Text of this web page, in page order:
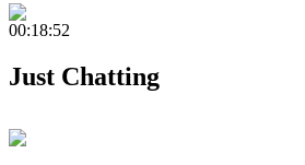
00:18:52
Just Chatting